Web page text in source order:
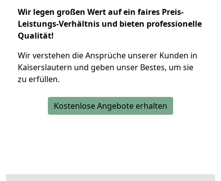
Wir legen großen Wert auf ein faires Preis-
Leistungs-Verhältnis und bieten professionelle
Qualität!
Wir verstehen die Ansprüche unserer Kunden in
Kaiserslautern und geben unser Bestes, um sie
zu erfüllen.
Kostenlose Angebote erhalten